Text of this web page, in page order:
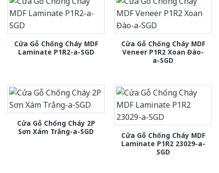
Cửa Gỗ Chống Cháy MDF
Laminate P1R2-a-SGD
Cửa Gỗ Chống Cháy MDF
Veneer P1R2 Xoan Đào-
a-SGD
Cửa Gỗ Chống Cháy 2P
Sơn Xám Trắng-a-SGD
Cửa Gỗ Chống Cháy MDF
Laminate P1R2 23029-a-
SGD